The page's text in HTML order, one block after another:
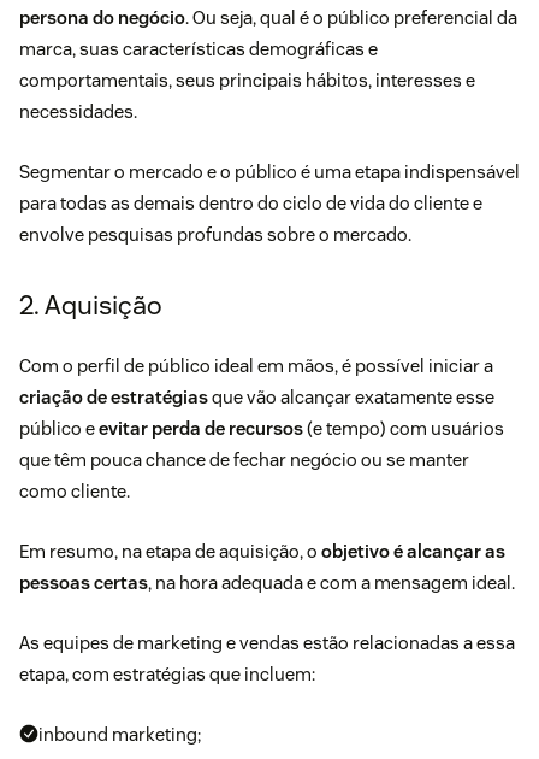
persona do negócio. Ou seja, qual é o público preferencial da
marca, suas características demográficas e
comportamentais, seus principais hábitos, interesses e
necessidades.
Segmentar o mercado e o público é uma etapa indispensável
para todas as demais dentro do ciclo de vida do cliente e
envolve pesquisas profundas sobre o mercado.
2. Aquisição
Com o perfil de público ideal em mãos, é possível iniciar a
criação de estratégiasque vão alcançar exatamente esse
público eevitar perda de recursos(e tempo) com usuários
que têm pouca chance de fechar negócio ou se manter
como cliente.
Em resumo, na etapa de aquisição, o objetivo é alcançar as
pessoas certas, na hora adequada e com a mensagem ideal.
As equipes de marketing e vendas estão relacionadas a essa
etapa, com estratégias que incluem:
inbound marketing;